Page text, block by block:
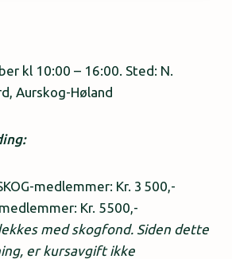
kl 10:00 – 16:00. Sted: N.
Aurskog-Høland
medlemmer: Kr. 3 500,-
Kr. 5500,-
med skogfond. Siden dette
er kursavgift ikke